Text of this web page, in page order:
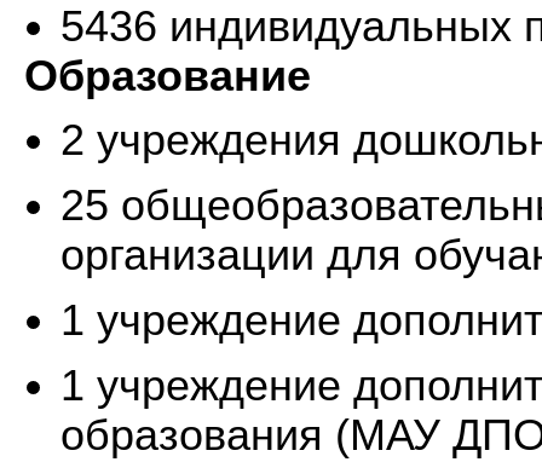
5436 индивидуальных
Образование
2 учреждения
25
организации для
1 учреждение
1 учреждение
образования (МАУ